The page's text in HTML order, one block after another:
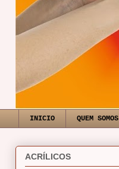
INICIO QUEM SOMOS
ACRÍLICOS